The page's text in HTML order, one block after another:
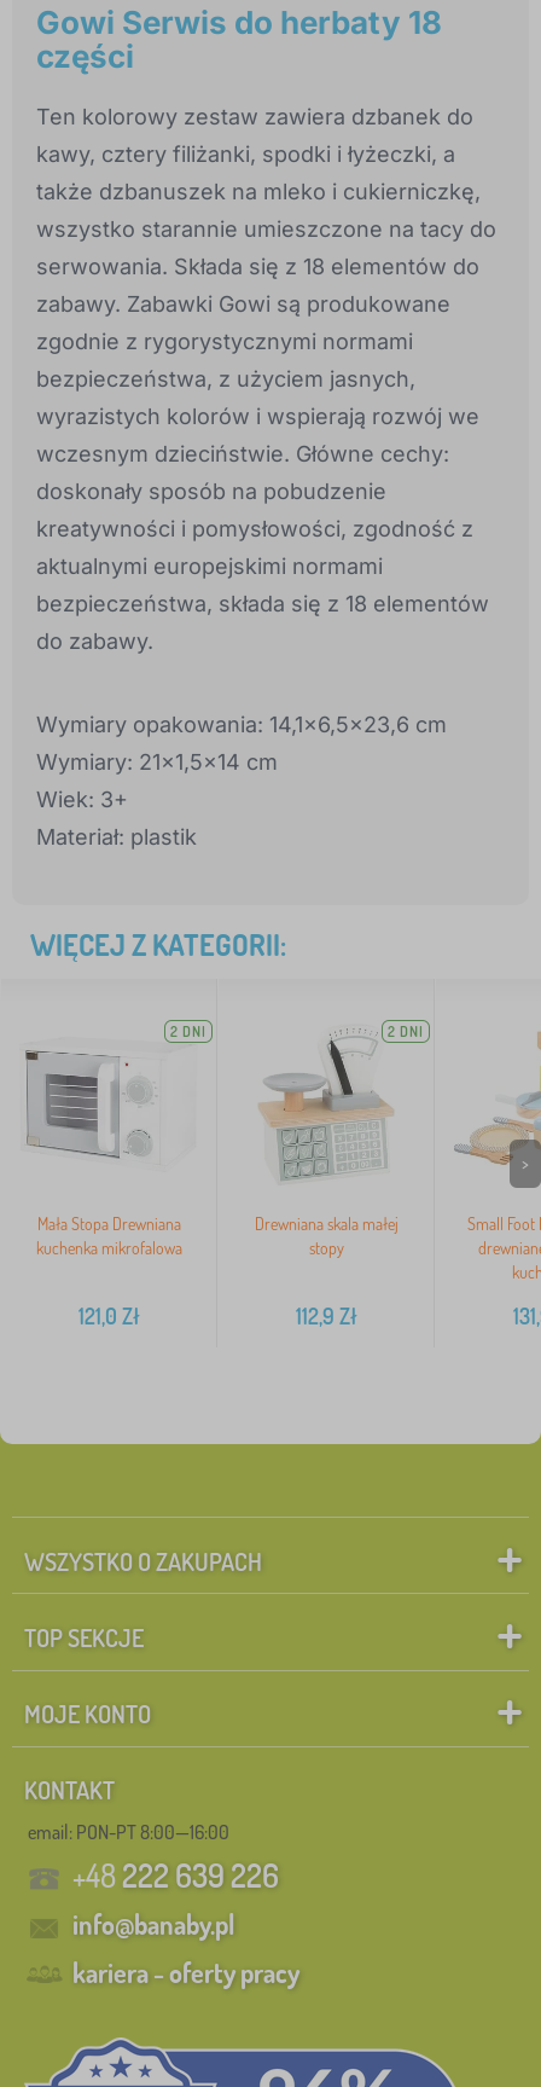
Gowi Serwis do herbaty 18
części
Ten kolorowy zestaw zawiera dzbanek do
kawy, cztery filiżanki, spodki i łyżeczki, a
także dzbanuszek na mleko i cukierniczkę,
wszystko starannie umieszczone na tacy do
serwowania. Składa się z 18 elementów do
zabawy. Zabawki Gowi są produkowane
zgodnie z rygorystycznymi normami
bezpieczeństwa, z użyciem jasnych,
wyrazistych kolorów i wspierają rozwój we
wczesnym dzieciństwie. Główne cechy:
doskonały sposób na pobudzenie
kreatywności i pomysłowości, zgodność z
aktualnymi europejskimi normami
bezpieczeństwa, składa się z 18 elementów
do zabawy.
Wymiary opakowania: 14,1x6,5x23,6 cm
Wymiary: 21x1,5x14 cm
Wiek: 3+
Materiał: plastik
WIĘCEJ Z KATEGORII:
2 DNI
Mała Stopa Drewniana
kuchenka mikrofalowa
121,0 Zł
2 DNI
Drewniana skala małej
stopy
112,9 Zł
Small Foot
>
WSZYSTKO O ZAKUPACH
TOP SEKCJE
MOJE KONTO
KONTAKT
email: PON-PT 8:00—16:00
+48222 639 226
info@banaby.pl
kariera - oferty pracy